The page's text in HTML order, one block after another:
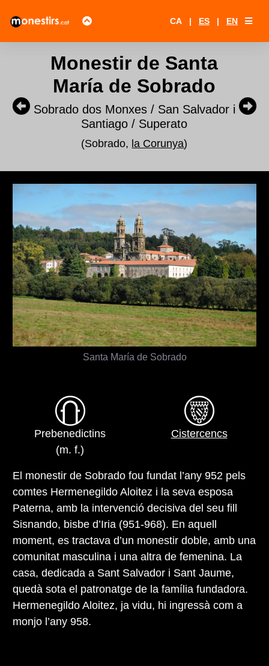
CA | ES | EN
Monestir de Santa
María de Sobrado
Sobrado dos Monxes / San Salvador i
Santiago / Superato
(Sobrado, la Corunya)
Santa María de Sobrado
Prebenedictins
(m. f.)
Cistercencs
El monestir de Sobrado fou fundat l’any 952 pels
comtes Hermenegildo Aloitez i la seva esposa
Paterna, amb la intervenció decisiva del seu fill
Sisnando, bisbe d’Iria (951-968). En aquell
moment, es tractava d’un monestir doble, amb una
comunitat masculina i una altra de femenina. La
casa, dedicada a Sant Salvador i Sant Jaume,
quedà sota el patronatge de la família fundadora.
Hermenegildo Aloitez, ja vidu, hi ingressà com a
monjo l’any 958.